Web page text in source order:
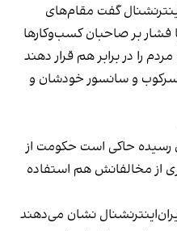
گفت مقام‌های
بر صاحبان کسب‌وکارها
را در برابر هم قرار دهند
سرکوب و سانسور خودشان و
رسیده حاکی است حکومت از
از مخالفانش هم استفاده
نشان می‌دهند